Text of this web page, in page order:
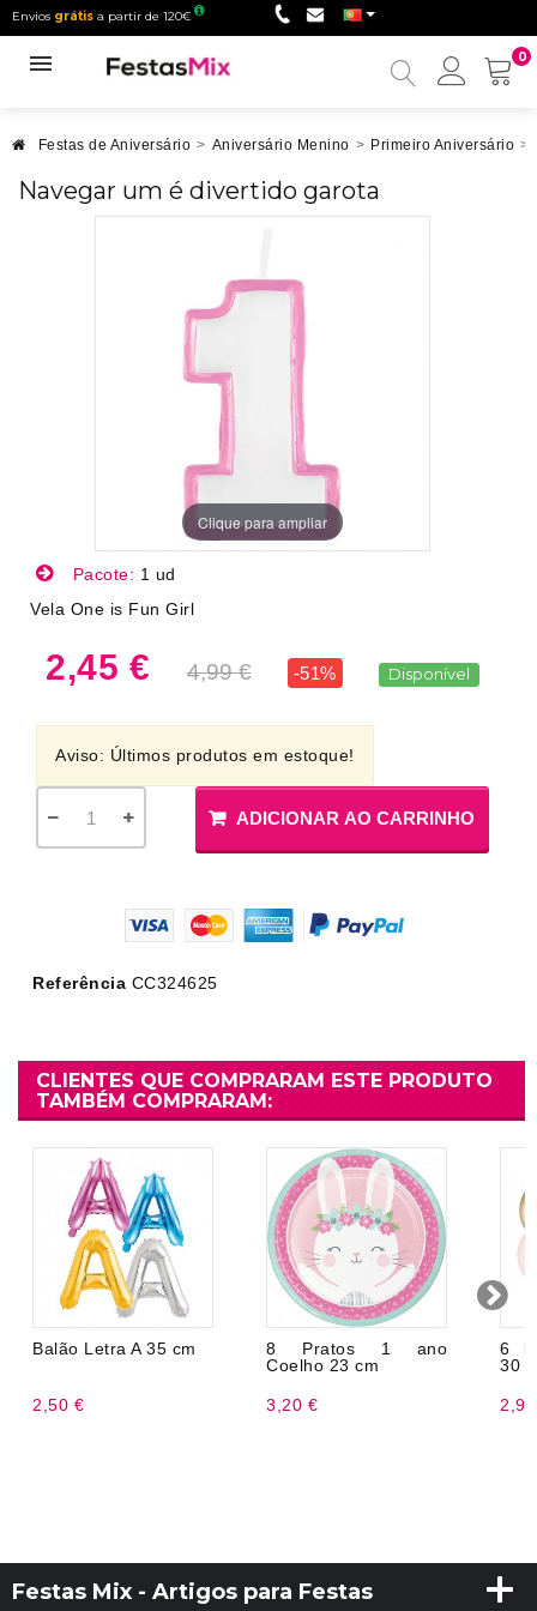
Envios grátis a partir de 120€
0
Minha
Festas de Aniversário > Aniversário Menino > Primeiro Aniversário >
Navegar um é divertido garota
Clique para ampliar
Pacote: 1 ud
Vela One is Fun Girl
2,45 € 4,99 € -51% Disponível
Aviso: Últimos produtos em estoque!
ADICIONAR AO CARRINHO
Referência CC324625
CLIENTES QUE COMPRARAM ESTE PRODUTO
TAMBÉM COMPRARAM:
Balão Letra A 35 cm
2,50 €
8 Pratos 1 ano
Coelho 23 cm
3,20 €
6
30
Festas Mix - Artigos para Festas